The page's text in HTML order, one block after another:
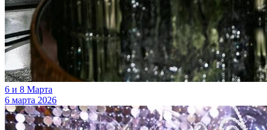
6 и 8 Марта
6 марта 2026